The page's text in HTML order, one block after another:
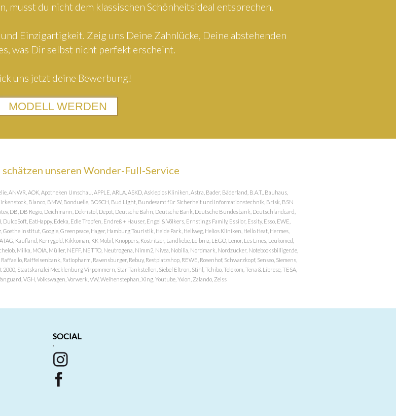
musst du nicht dem klassischen Schönheitsideal entsprechen.
Einzigartigkeit. Zeig uns Deine Zahnlücke, Deine abstehenden
was Dir selbst nicht perfekt erscheint.
uns jetzt deine Bewerbung!
MODELL WERDEN
schätzen unseren Wonder-Full-Service
ANWR, AOK, Apotheken Umschau, APPLE, ARLA, ASKD, Asklepios Kliniken, Astra, Bader, Bäderland, B.A.T., Bauhaus,
Blanco, BMW, Bonduelle, BOSCH, Bud Light, Bundesamt für Sicherheit und Informationstechnik, Brisk, BSN
DB, DB Regio, Deichmann, Dekristol, Depot, Deutsche Bahn, Deutsche Bank, Deutsche Bundesbank, Deutschlandcard,
EatHappy, Edeka, Edle Tropfen, Endreß + Hauser, Engel & Völkers, Ernstings Family, Essilor, Essity, Esso, EWE,
Institut, Google, Greenpeace, Hager, Hamburg Touristik, Heide Park, Hellweg, Helios Kliniken, Hello Heat, Hermes,
Kaufland, Kerrygold, Kikkoman, KK Mobil, Knoppers, Köstritzer, Landliebe, Leibniz, LEGO, Lenor, Les Lines, Leukomed,
Milka, MOIA, Müller, NEFF, NETTO, Neutrogena, Nimm2, Nivea, Nobilia, Nordmark, Nordzucker, Notebooksbilliger.de,
Raiffeisenbank, Ratiopharm, Ravensburger, Rebuy, Restplatzshop, REWE, Rosenhof, Schwarzkopf, Senseo, Siemens,
2000, Staatskanzlei Mecklenburg Virpommern, Star Tankstellen, Siebel Eltron, Stihl, Tchibo, Telekom, Tena & Librese, TESA,
VGH, Volkswagen, Vorwerk, VW, Weihenstephan, Xing, Youtube, Yxlon, Zalando, Zeiss
SOCIAL
'